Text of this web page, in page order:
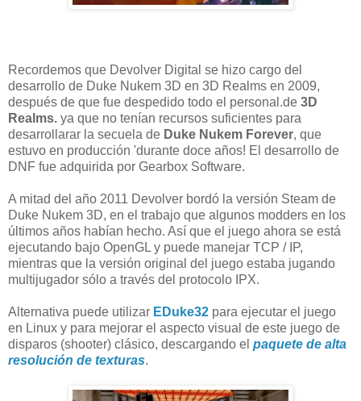
Recordemos que Devolver Digital se hizo cargo del
desarrollo de Duke Nukem 3D en 3D Realms en 2009,
después de que fue despedido todo el personal .de 3D
Realms. ya que no tenían recursos suficientes para
desarrollarar la secuela de Duke Nukem Forever, que
estuvo en producción 'durante doce años! El desarrollo de
DNF fue adquirida por Gearbox Software.
A mitad del año 2011 Devolver bordó la versión Steam de
Duke Nukem 3D, en el trabajo que algunos modders en los
últimos años habían hecho. Así que el juego ahora se está
ejecutando bajo OpenGL y puede manejar TCP / IP,
mientras que la versión original del juego estaba jugando
multijugador sólo a través del protocolo IPX.
Alternativa puede utilizar EDuke32 para ejecutar el juego
en Linux y para mejorar el aspecto visual de este juego de
disparos (shooter) clásico, descargando el paquete de alta
resolución de texturas.